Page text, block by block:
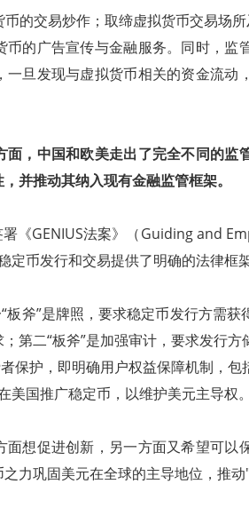
的交易炒作；取缔虚拟货币交易场
币的广告宣传与金融服务。同时，监
旦发现与虚拟货币相关的资金流动
，中国和欧美走出了完全不同的监
并推动其纳入现有金融监管框架。
《GENIUS法案》（Guiding and
币发行和交易提供了明确的法律框架
板斧”是牌照，要求稳定币发行方需获
第二“板斧”是加强审计，要求发行
保护，即明确用户权益保障机制，
美国推广稳定币，以维护美元主导权。
想促进创新，另一方面又希望可以
力巩固美元在全球的主导地位，推动